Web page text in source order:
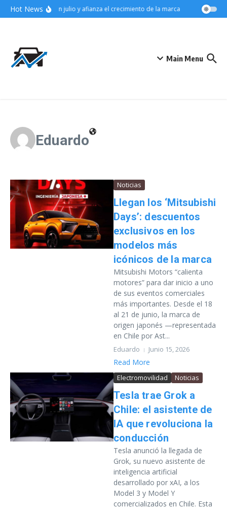
Saltar al contenido
Hot News
el segmento SUV en julio y afianza el crecimiento de la marca Audi eleva
Main Menu
Eduardo
Noticias
Llegan los ‘Mitsubishi
Days’: descuentos
exclusivos en los
modelos más
icónicos de la marca
Mitsubishi Motors “calienta
motores” para dar inicio a uno
de sus eventos comerciales
más importantes. Desde el 18
al 21 de junio, la marca de
origen japonés —representada
en Chile por Ast...
Eduardo Junio 15, 2026
Read More
Electromovilidad Noticias
Tesla trae Grok a
Chile: el asistente de
IA que revoluciona la
conducción
Tesla anunció la llegada de
Grok, su nuevo asistente de
inteligencia artificial
desarrollado por xAI, a los
Model 3 y Model Y
comercializados en Chile. Esta